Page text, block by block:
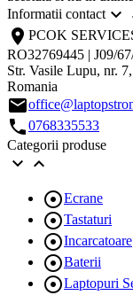
Informatii contact
location_on PCOK
RO32769445 | J09/
Str. Vasile Lupu, nr.
Romania
email
call0768335533
Categorii produse
 
Ecrane
Tastaturi
Incarcatoare
Baterii
Laptopuri